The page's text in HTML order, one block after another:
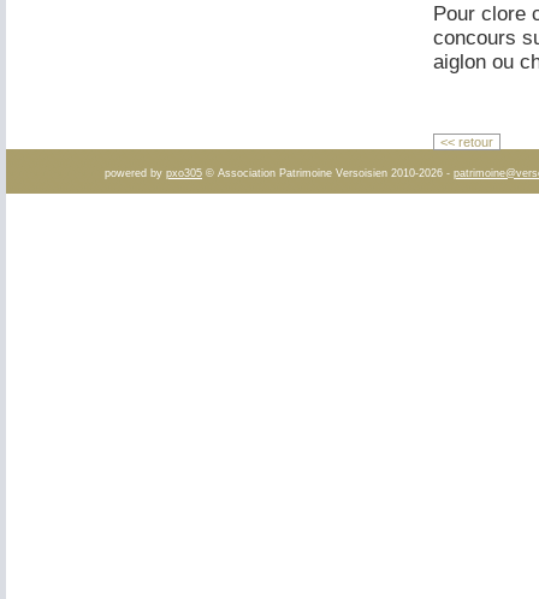
Pour clore
concours
aiglon ou
<< retour
powered by pxo305 © Association Patrimoine Versoisien 2010-2026 -